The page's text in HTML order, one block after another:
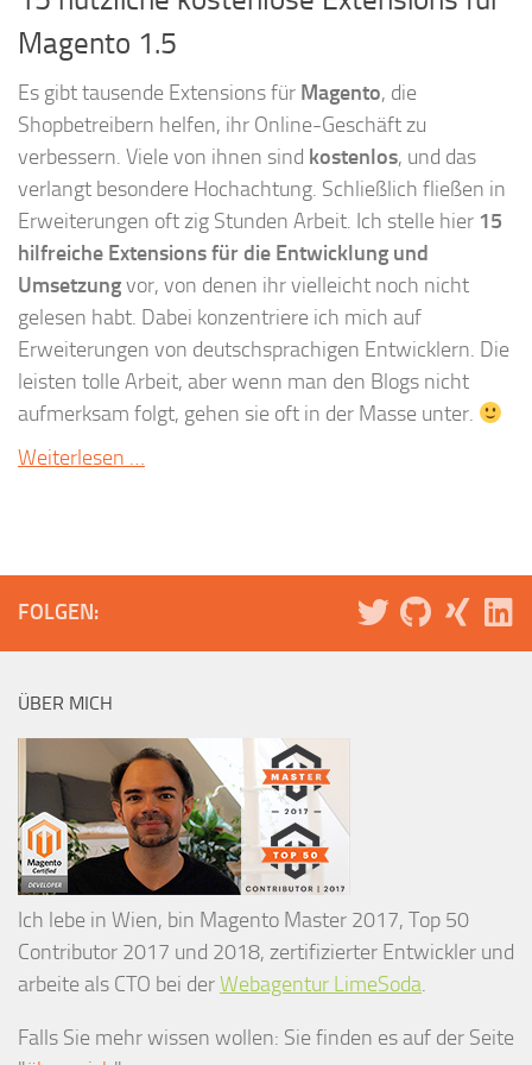
Magento 1.5
Es gibt tausende Extensions für Magento, die
Shopbetreibern helfen, ihr Online-Geschäft zu
verbessern. Viele von ihnen sind kostenlos, und das
verlangt besondere Hochachtung. Schließlich fließen in
Erweiterungen oft zig Stunden Arbeit. Ich stelle hier 15
hilfreiche Extensions für die Entwicklung und
Umsetzungvor, von denen ihr vielleicht noch nicht
gelesen habt. Dabei konzentriere ich mich auf
Erweiterungen von deutschsprachigen Entwicklern. Die
leisten tolle Arbeit, aber wenn man den Blogs nicht
aufmerksam folgt, gehen sie oft in der Masse unter.
Weiterlesen …
FOLGEN:
ÜBER MICH
Ich lebe in Wien, bin Magento Master 2017, Top 50
Contributor 2017 und 2018, zertifizierter Entwickler und
arbeite als CTO bei derWebagentur LimeSoda.
Falls Sie mehr wissen wollen: Sie finden es auf der Seite